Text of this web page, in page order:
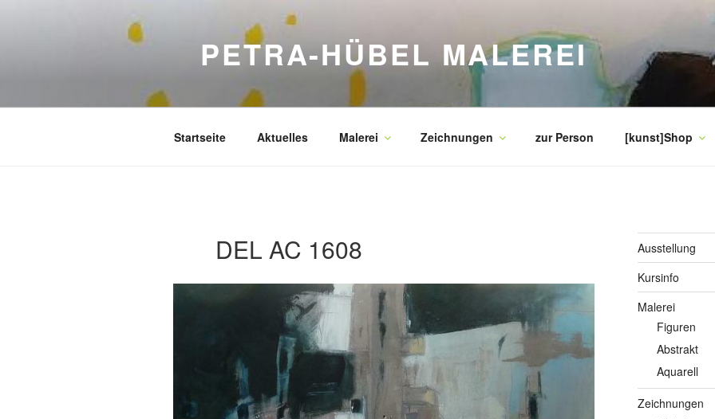
PETRA-HÜBEL MALEREI
Startseite Aktuelles Malerei Zeichnungen zur Person [kunst]Shop
DEL AC 1608
Ausstellung
Kursinfo
Malerei
Figuren
Abstrakt
Aquarell
Zeichnungen